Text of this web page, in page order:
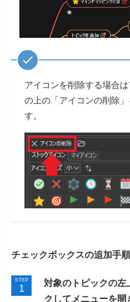
アイコンを削除する場合
の上の「アイコンの削除
す。
チェックボックスの追加手
STEP
対象のトピックの
クしてメニューを開